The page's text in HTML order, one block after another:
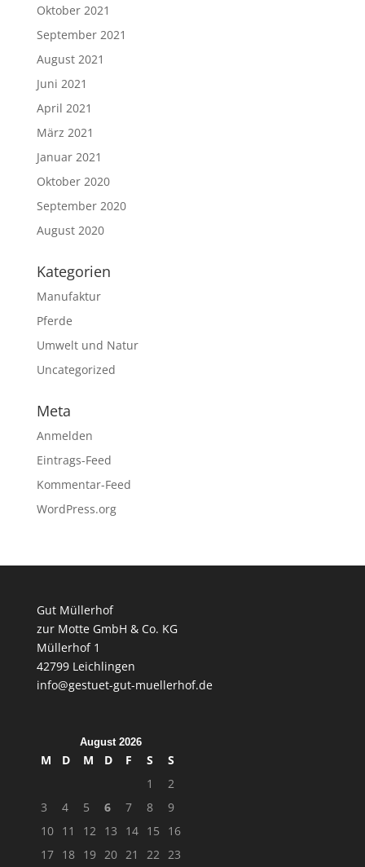
Oktober 2021
September 2021
August 2021
Juni 2021
April 2021
März 2021
Januar 2021
Oktober 2020
September 2020
August 2020
Kategorien
Manufaktur
Pferde
Umwelt und Natur
Uncategorized
Meta
Anmelden
Eintrags-Feed
Kommentar-Feed
WordPress.org
Gut Müllerhof
zur Motte GmbH & Co. KG
Müllerhof 1
42799 Leichlingen
info@gestuet-gut-muellerhof.de
August 2026
M D M D F S
S
1
2
3
4 5 6 7 8
9
10 11 12 13 14 15
16
17 18 19 20 21 22 23